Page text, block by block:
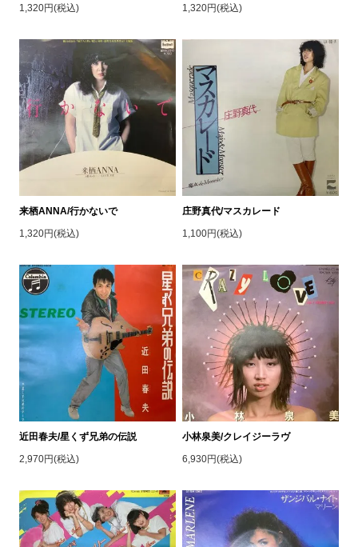
1,320円(税込)
1,320円(税込)
来栖ANNA/行かないで
1,320円(税込)
庄野真代/マスカレード
1,100円(税込)
近田春夫/星くず兄弟の伝説
2,970円(税込)
小林泉美/クレイジーラヴ
6,930円(税込)